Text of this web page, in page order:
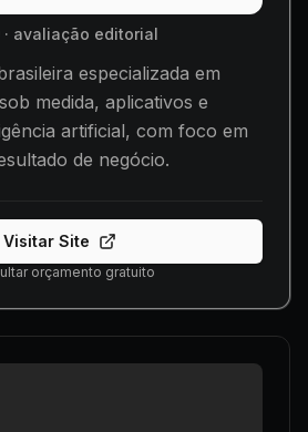
· avaliação editorial
especializada em
medida, aplicativos e
artificial, com foco em
de negócio.
Visitar Site
orçamento gratuito